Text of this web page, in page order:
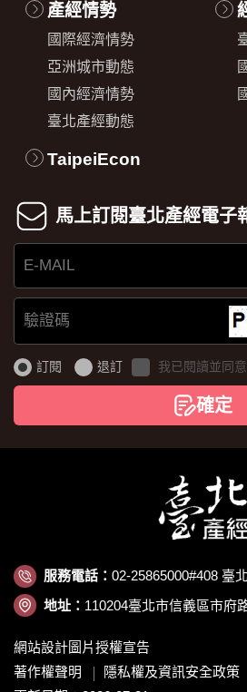
產經情勢
國際經濟情勢
亞洲城市動態
國內經濟情勢
臺北產經動態
TaipeiEcon
馬上訂閱臺北產經電子
E-
MAIL
證
碼
訂閱 退訂 我已閱讀並同
確定
服務電話： 02-25865000#408 臺
地址： 110204臺北市信義區市府
網站設計圖片授權宣告
著作權聲明
隱私權及資訊安全政策